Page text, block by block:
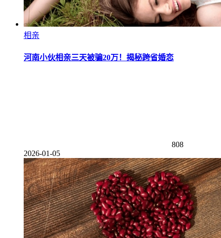
相亲
河南小伙相亲三天被骗20万！揭秘跨省婚恋
808
2026-01-05